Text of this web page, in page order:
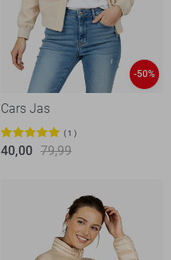
-50%
Cars Jas
1
40,00 79,99